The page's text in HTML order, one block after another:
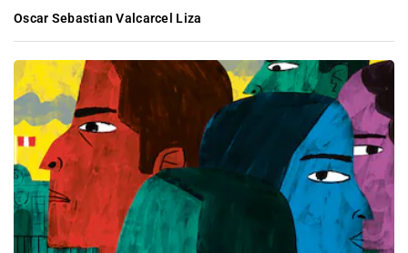
Oscar Sebastian Valcarcel Liza